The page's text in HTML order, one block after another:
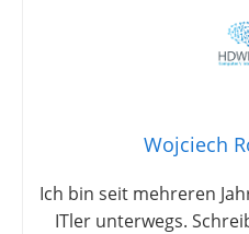
Wojciech
Ich bin seit mehreren
ITler unterwegs.